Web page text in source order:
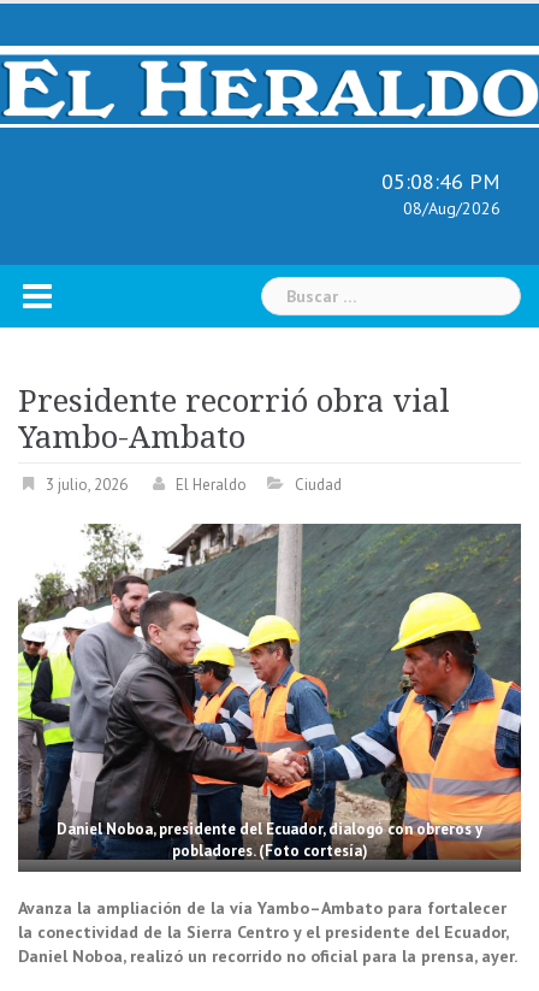
Skip
content
05:08:47 PM
08/Aug/2026
Buscar:
Presidente recorrió obra vial
Yambo-Ambato
3 julio, 2026 El Heraldo Ciudad
Daniel Noboa, presidente del Ecuador, dialogó con obreros y
pobladores. (Foto cortesía)
Avanza la ampliación de la vía Yambo–Ambato para fortalecer
la conectividad de la Sierra Centro y el presidente del Ecuador,
Daniel Noboa, realizó un recorrido no oficial para la prensa, ayer.